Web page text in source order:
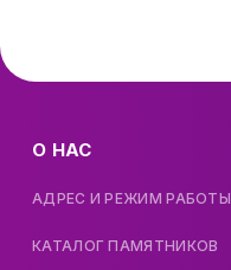
О НАС
АДРЕС И РЕЖИМ РАБОТЫ
КАТАЛОГ ПАМЯТНИКОВ